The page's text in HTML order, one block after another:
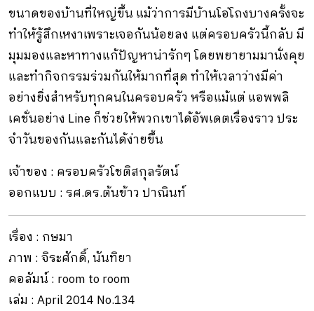
ขนาดของบ้านที่ใหญ่ขึ้น แม้ว่าการมีบ้านโอ่โถงบางครั้งจะ
ทําให้รู้สึกเหงาเพราะเจอกันน้อยลง แต่ครอบครัวนี้กลับ มี
มุมมองและหาทางแก้ปัญหาน่ารักๆ โดยพยายามมานั่งคุย
และทํากิจกรรมร่วมกันให้มากที่สุด ทําให้เวลาว่างมีค่า
อย่างยิ่งสําหรับทุกคนในครอบครัว หรือแม้แต่ แอพพลิ
เคชั่นอย่าง Line ก็ช่วยให้พวกเขาได้อัพเดตเรื่องราว ประ
จําวันของกันและกันได้ง่ายขึ้น
เจ้าของ : ครอบครัวโชติสกุลรัตน์
ออกแบบ : รศ.ดร.ต้นข้าว ปาณินท์
เรื่อง : กษมา
ภาพ : จิระศักดิ์, นันทิยา
คอลัมน์ : room to room
เล่ม : April 2014 No.134